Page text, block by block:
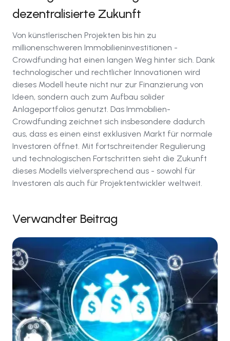
dezentralisierte Zukunft
Von künstlerischen Projekten bis hin zu
millionenschweren Immobilieninvestitionen -
Crowdfunding hat einen langen Weg hinter sich. Dank
technologischer und rechtlicher Innovationen wird
dieses Modell heute nicht nur zur Finanzierung von
Ideen, sondern auch zum Aufbau solider
Anlageportfolios genutzt. Das Immobilien-
Crowdfunding zeichnet sich insbesondere dadurch
aus, dass es einen einst exklusiven Markt für normale
Investoren öffnet. Mit fortschreitender Regulierung
und technologischen Fortschritten sieht die Zukunft
dieses Modells vielversprechend aus - sowohl für
Investoren als auch für Projektentwickler weltweit.
Verwandter Beitrag